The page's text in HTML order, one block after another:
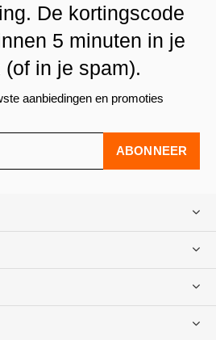
De kortingscode
5 minuten in je
(of in je spam).
aanbiedingen en promoties
ABONNEER